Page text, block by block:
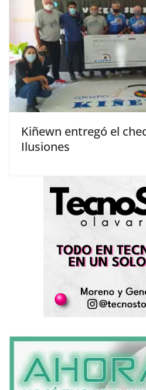
Kiñewn entregó el
Ilusiones